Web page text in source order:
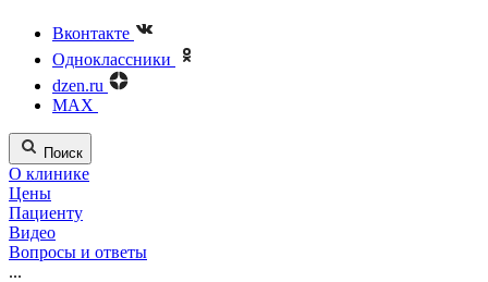
Вконтакте
Одноклассники
dzen.ru
MAX
Поиск
О клинике
Цены
Пациенту
Видео
Вопросы и ответы
...